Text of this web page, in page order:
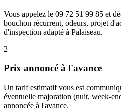
Vous appelez le 09 72 51 99 85 et
bouchon récurrent, odeurs, projet
d'inspection adapté à Palaiseau.
2
Prix annoncé à l'avance
Un tarif estimatif vous est
éventuelle majoration (nuit, week-
annoncée à l'avance.